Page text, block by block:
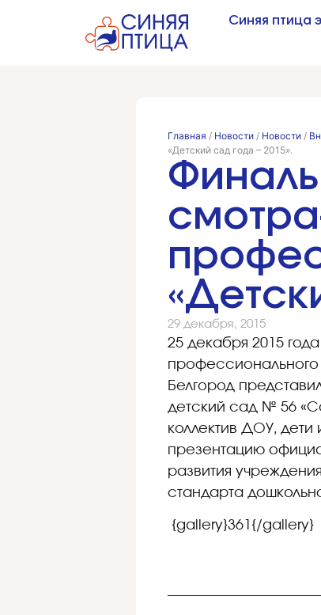
Синяя птица
Главная / Новости / Новости /
«Детский сад года – 2015».
29 декабря, 2015
25 декабря 2015
профессионального
Белгород
детский сад № 56
коллектив ДОУ, дети
презентацию
развития
стандарта
{gallery}361{/gallery}